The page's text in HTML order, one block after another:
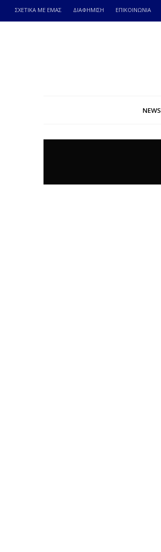
ΣΧΕΤΙΚΑ ΜΕ ΕΜΑΣ ΔΙΑΦΗΜΙΣΗ ΕΠΙΚΟΙΝΩΝΙΑ
NEWS